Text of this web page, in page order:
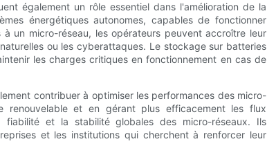
également un rôle essentiel dans l'amélioration de la
énergétiques autonomes, capables de fonctionner
un micro-réseau, les opérateurs peuvent accroître leur
ou les cyberattaques. Le stockage sur batteries
les charges critiques en fonctionnement en cas de
contribuer à optimiser les performances des micro-
renouvelable et en gérant plus efficacement les flux
et la stabilité globales des micro-réseaux. Ils
et les institutions qui cherchent à renforcer leur